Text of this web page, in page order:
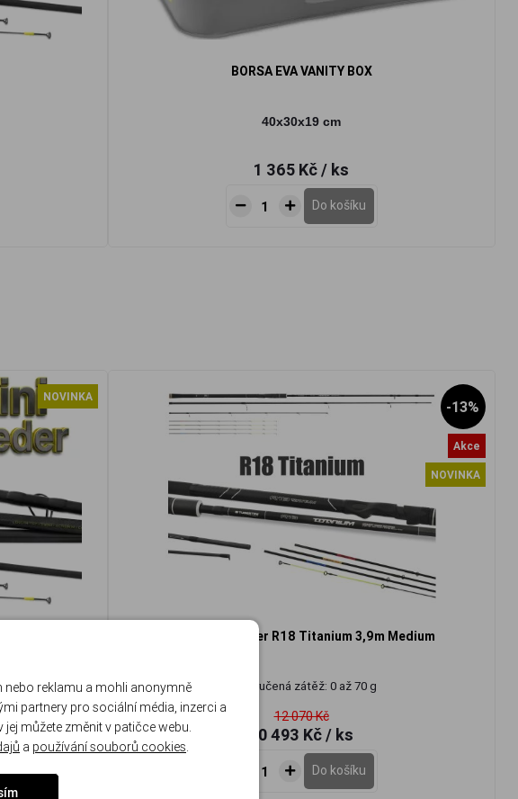
BORSA EVA VANITY BOX
40x30x19 cm
1 365 Kč/ ks
Do košíku
NOVINKA
-13%
Akce
NOVINKA
Tubertini Feeder R18 Titanium 3,9m Medium
Doporučená zátěž: 0 až 70 g
12 070 Kč
10 493 Kč/ ks
Do košíku
reklamu a mohli anonymně
partnery pro sociální média, inzerci a
můžete změnit v patičce webu.
a používání souborů cookies